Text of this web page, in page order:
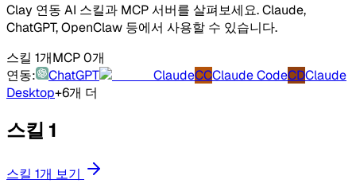
Clay 연동 AI 스킬과 MCP 서버를 살펴보세요. Claude,
ChatGPT, OpenClaw 등에서 사용할 수 있습니다.
스킬 1개MCP 0개
연동:
ChatGPT ClaudeCCClaude CodeCDClaude
Desktop+6개 더
스킬 1
스킬 1개 보기